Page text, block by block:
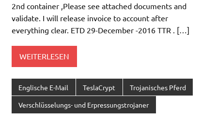
2nd container ,Please see attached documents and
validate. I will release invoice to account after
everything clear. ETD 29-December -2016 TTR . […]
WEITERLESEN
Englische E-Mail TeslaCrypt Trojanisches Pferd
Verschlüsselungs- und Erpressungstrojaner